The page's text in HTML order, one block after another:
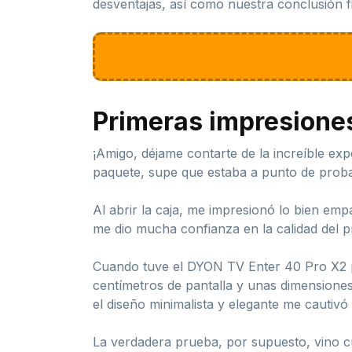
desventajas, así como nuestra conclusión
Primeras
¡Amigo, déjame contarte de la increíble
paquete, supe que estaba a punto de
Al abrir la caja, me impresionó lo bien
me dio mucha confianza en la calidad del
Cuando tuve el DYON TV Enter 40 Pro
centímetros de pantalla y unas
el diseño minimalista y elegante me cautivó
La verdadera prueba, por supuesto, vino